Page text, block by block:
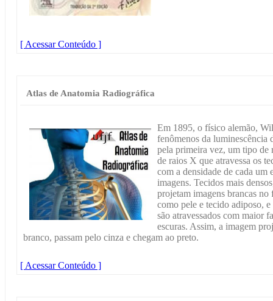
[ Acessar Conteúdo ]
Atlas de Anatomia Radiográfica
Em 1895, o físico alemão,
fenômenos da luminescência
pela primeira vez, um tipo de
de raios X que atravessa os
com a densidade de cada
imagens. Tecidos mais
projetam imagens brancas
como pele e tecido adiposo,
são atravessados com maior
escuras. Assim, a imagem
branco, passam pelo cinza e chegam ao preto.
[ Acessar Conteúdo ]